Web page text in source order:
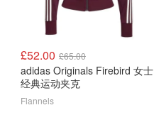
£52.00 £65.00
adidas Originals Firebird 女士
经典运动夹克
Flannels